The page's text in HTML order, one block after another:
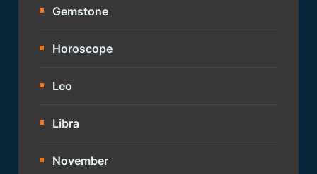
Gemstone
Horoscope
Leo
Libra
November